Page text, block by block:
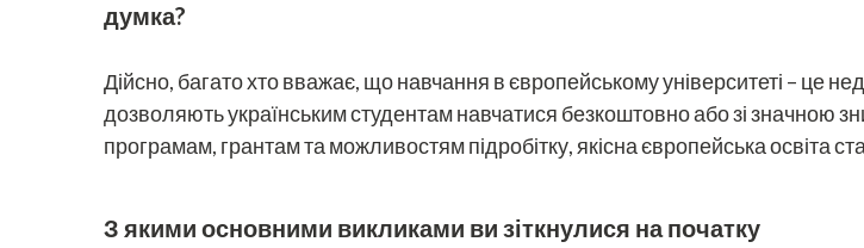
думка?
Дійсно, багато хто вважає, що навчання в європейському університеті – це
дозволяють українським студентам навчатися безкоштовно або зі значною
програмам, грантам та можливостям підробітку, якісна європейська освіта
З якими основними викликами ви зіткнулися на початку